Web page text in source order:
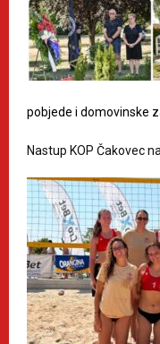
pobjede i domovinske
Nastup KOP Čakovec